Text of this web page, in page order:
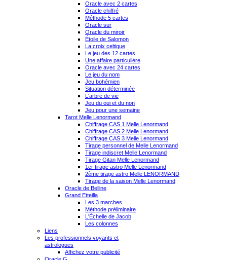
Oracle avec 2 cartes
Oracle chiffré
Méthode 5 cartes
Oracle sur
Oracle du miroir
Étoile de Salomon
La croix celtique
Le jeu des 12 cartes
Une affaire particulière
Oracle avec 24 cartes
Le jeu du nom
Jeu bohémien
Situation déterminée
L'arbre de vie
Jeu du oui et du non
Jeu pour une semaine
Tarot Melle Lenormand
Chiffrage CAS 1 Melle Lenormand
Chiffrage CAS 2 Melle Lenormand
Chiffrage CAS 3 Melle Lenormand
Tirage personnel de Melle Lenormand
Tirage indiscret Melle Lenormand
Tirage Gitan Melle Lenormand
1er tirage astro Melle Lenormand
2ème tirage astro Melle LENORMAND
Tirage de la saison Melle Lenormand
Oracle de Belline
Grand Etteilla
Les 3 marches
Méthode préliminaire
L'Échelle de Jacob
Les colonnes
Liens
Les professionnels voyants et
astrologues
Affichez votre publicité